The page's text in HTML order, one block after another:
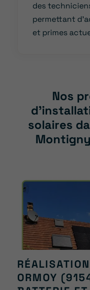
des
permettant
et primes
Nos
solaires
ORMOY